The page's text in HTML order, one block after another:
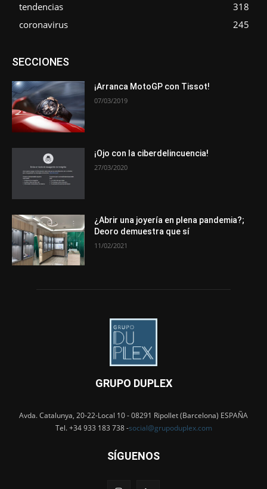
tendencias
318
coronavirus
245
SECCIONESAsociaciones
Novedades
Opiniones Premios Secciones
¡Arranca MotoGP con Tissot!
07/03/2019
¡Ojo con la ciberdelincuencia!
27/03/2020
¿Abrir una joyería en plena pandemia?;
Deoro demuestra que sí
11/02/2021
GRUPO DUPLEX
Avda. Catalunya, 20-22-Local 10 - 08291 Ripollet (Barcelona) ESPAÑA
Tel. +34 933 183 738 -social@grupoduplex.com
SÍGUENOS